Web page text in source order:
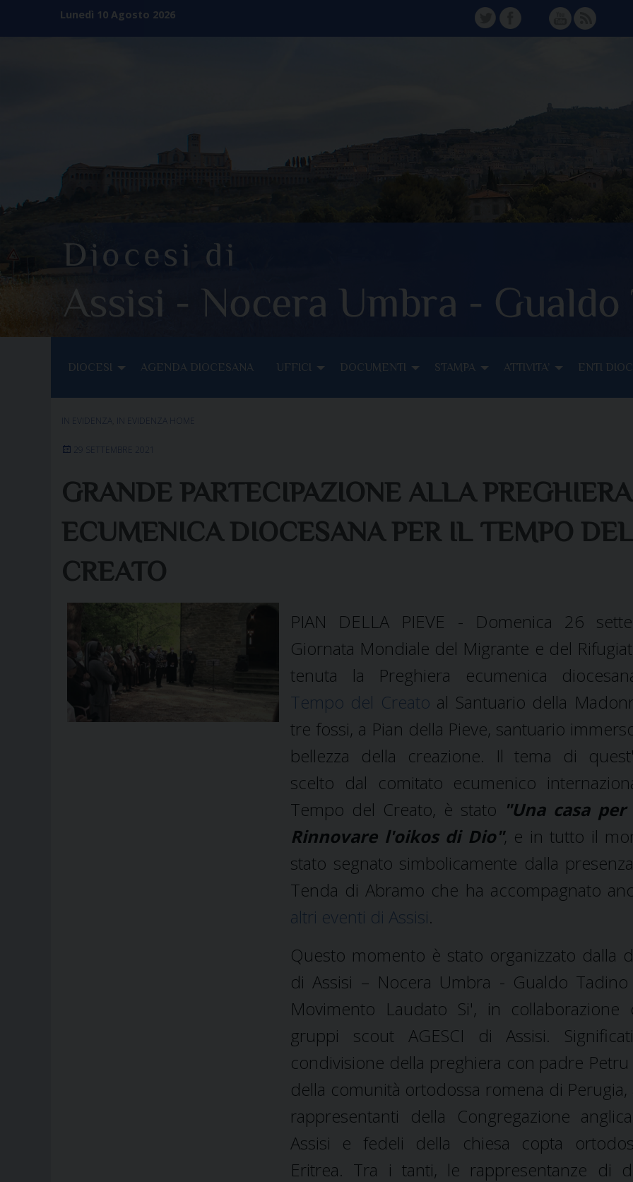
content
Lunedì 10 Agosto 2026
TW FB Instagram
YT FD
DIOCESI AGENDA DIOCESANA UFFICI DOCUMENTI STAMPA ATTIVITA’ ENTI
IN EVIDENZA IN EVIDENZA HOME
29 SETTEMBRE 2021
GRANDE PARTECIPAZIONE ALLA PREGHIERA
ECUMENICA DIOCESANA PER IL TEMPO DEL
CREATO
PIAN DELLA PIEVE - Domenica 26
Giornata Mondiale del Migrante e del
tenuta la Preghiera ecumenica
Tempo del Creato al Santuario della
tre fossi, a Pian della Pieve, santuario
bellezza della creazione. Il tema di
scelto dal comitato ecumenico
Tempo del Creato, è stato "Una casa
Rinnovare l'oikos di Dio", e in tutto il
stato segnato simbolicamente dalla
Tenda di Abramo che ha accompagnato
altri eventi di Assisi.
Questo momento è stato organizzato dalla
di Assisi – Nocera Umbra - Gualdo
Movimento Laudato Si', in collaborazione
gruppi scout AGESCI di Assisi.
condivisione della preghiera con padre Petru
della comunità ortodossa romena di Perugia,
rappresentanti della Congregazione
Assisi e fedeli della chiesa copta
Eritrea. Tra i tanti, le rappresentanze di